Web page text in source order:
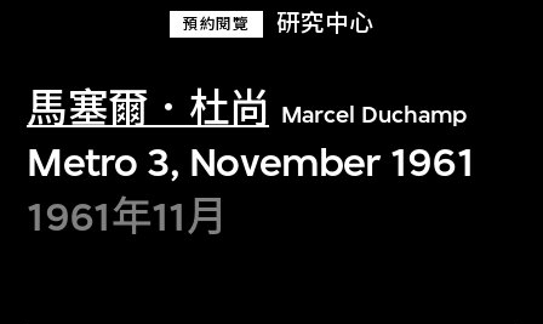
預約閱覽 研究中心
馬塞爾．杜尚 Marcel Duchamp
Metro 3, November 1961
1961年11月